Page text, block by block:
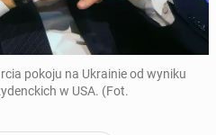
pokoju na Ukrainie od wyniku
w USA. (Fot.